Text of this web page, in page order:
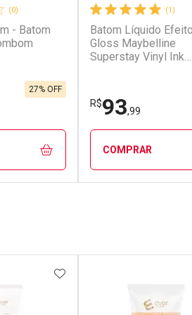
(0)
- Batom
27% OFF
(1)
Batom Líquido Efeito
Gloss Maybelline
Superstay Vinyl Ink
R$93,99
COMPRAR
ADICIONAR AOS